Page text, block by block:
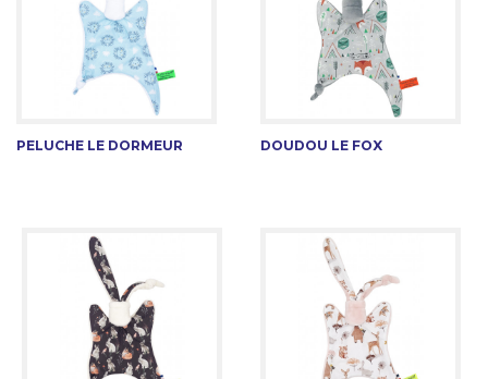
PELUCHE LE DORMEUR DOUDOU LE FOX